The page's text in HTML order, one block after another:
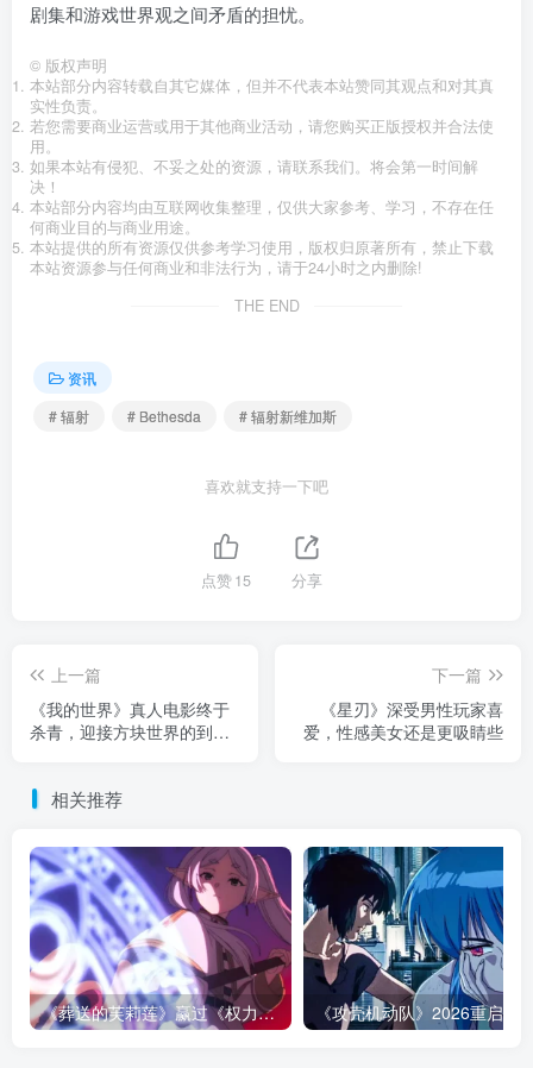
剧集和游戏世界观之间矛盾的担忧。
© 版权声明
本站部分内容转载自其它媒体，但并不代表本站赞同其观点和对其真
实性负责。
若您需要商业运营或用于其他商业活动，请您购买正版授权并合法使
用。
如果本站有侵犯、不妥之处的资源，请联系我们。将会第一时间解
决！
本站部分内容均由互联网收集整理，仅供大家参考、学习，不存在任
何商业目的与商业用途。
本站提供的所有资源仅供参考学习使用，版权归原著所有，禁止下载
本站资源参与任何商业和非法行为，请于24小时之内删除!
THE END
资讯
# 辐射
# Bethesda # 辐射新维加斯
喜欢就支持一下吧
点赞15 分享
上一篇
《我的世界》真人电影终于
杀青，迎接方块世界的到来
下一篇
《星刃》深受男性玩家喜
爱，性感美女还是更吸睛些
相关推荐
《葬送的芙莉莲》赢过《权力的游戏》的地方，不是魔法更多！而是从不糊弄代价！